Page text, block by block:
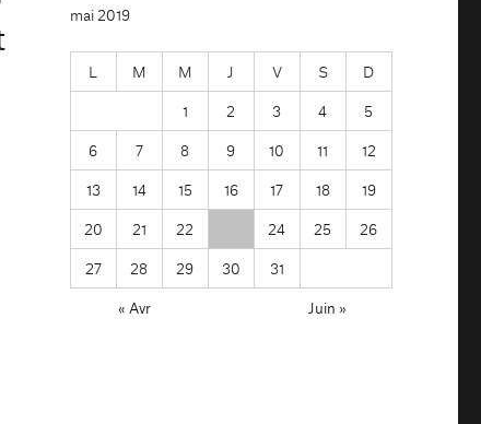
mai 2019
L M M J V S
D
1
2 3 4
5
6
7 8 9 10 11
12
13
14 15 16 17 18
19
20
21 22 24 25
26
27
28 29 30
31
« Avr
Juin »